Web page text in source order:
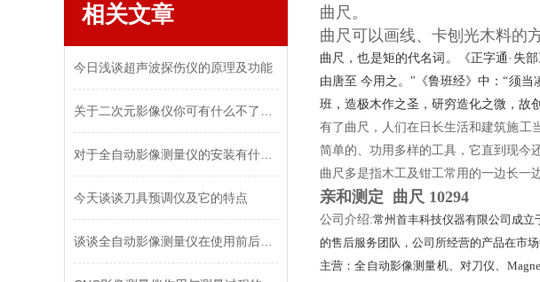
相关文章
今日浅谈超声波探伤仪的原理及功能
今天谈谈刀具预调仪及它的特点
曲尺。
曲尺可以画线、卡刨光木料的
曲尺，也是矩的代名词。《正字通·失
由唐至 今用之。"《鲁班经》中：“须
班，造极木作之圣，研穷造化之微，故
有了曲尺，人们在日长生活和建筑施工
简单的、功用多样的工具，它直到现今
曲尺多是指木工及钳工常用的一边长一
亲和测定 曲尺 10294
公司介绍:常州首丰科技仪器有限公司成立
的售后服务团队，公司所经营的产品在市
主营：全自动影像测量机、对刀仪、